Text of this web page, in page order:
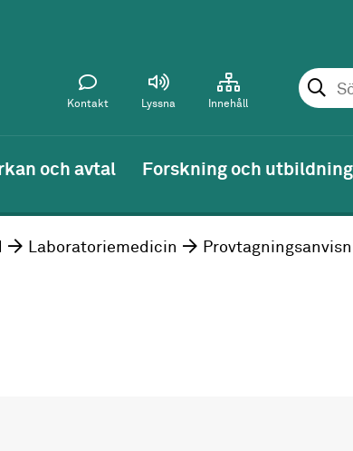
Sök
Kontakt Lyssna Innehåll
och avtal Forskning och utbildning
Laboratoriemedicin